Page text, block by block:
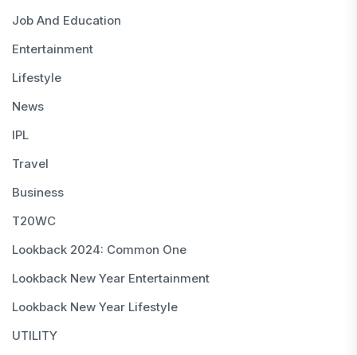
Job And Education
Entertainment
Lifestyle
News
IPL
Travel
Business
T20WC
Lookback 2024: Common One
Lookback New Year Entertainment
Lookback New Year Lifestyle
UTILITY